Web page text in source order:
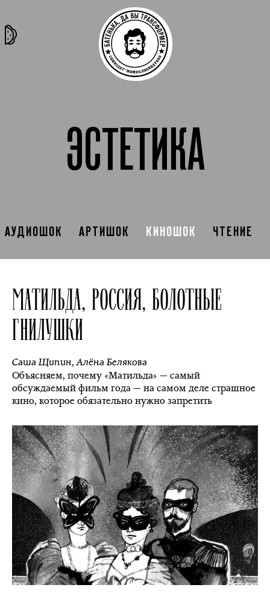
ЭСТЕТИКА
АУДИОШОК АРТИШОК КИНОШОК ЧТЕНИЕ
МАТИЛЬДА, РОССИЯ, БОЛОТНЫЕ
ГНИЛУШКИ
Саша Щипин,Алёна Белякова
Объясняем, почему «Матильда» — самый
обсуждаемый фильм года — на самом деле страшное
кино, которое обязательно нужно запретить